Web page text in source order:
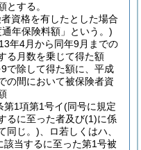
とする。
資格を有したとした場合
年保険料額」という。)
年4月から同年9月までの
る月数を乗じて得た額
で除して得た額に、平成
の間において被保険者資
第1項第1号イ(同号に規定
るに至った者及び(1)に係
同じ。) 、ロ若しくはハ、
当するに至った第1号被